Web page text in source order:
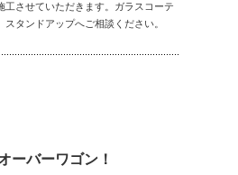
工させていただきます。ガラスコーテ
スタンドアップへご相談ください。
ーバーワゴン！